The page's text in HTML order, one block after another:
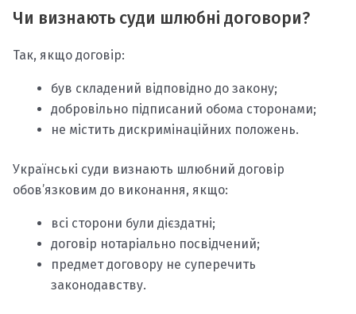
Чи визнають суди шлюбні договори?
Так, якщо договір:
був складений відповідно до закону;
добровільно підписаний обома сторонами;
не містить дискримінаційних положень.
Українські суди визнають шлюбний договір
обов’язковим до виконання, якщо:
всі сторони були дієздатні;
договір нотаріально посвідчений;
предмет договору не суперечить
законодавству.